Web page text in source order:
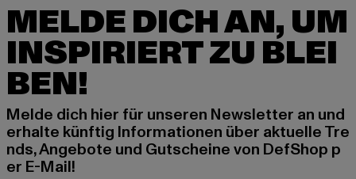
MELDE DICH AN, UM
INSPIRIERT ZU BLEI
BEN!
Melde dich hier für unseren Newsletter an und
erhalte künftig Informationen über aktuelle Tre
nds, Angebote und Gutscheine von DefShop p
er E-Mail!